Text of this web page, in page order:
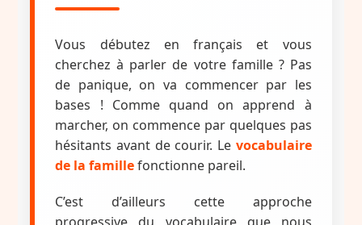
Vous débutez en français et vous
cherchez à parler de votre famille ? Pas
de panique, on va commencer par les
bases ! Comme quand on apprend à
marcher, on commence par quelques pas
hésitants avant de courir. Le vocabulaire
de la famillefonctionne pareil.
C’est d’ailleurs cette approche